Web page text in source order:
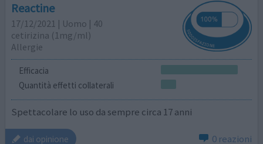
Reactine
17/12/2021 | Uomo | 40
cetirizina (1mg/ml)
Allergie
Efficacia
Quantità effetti collaterali
Spettacolare lo uso da sempre circa 17 anni
dai opinione 0 reazioni